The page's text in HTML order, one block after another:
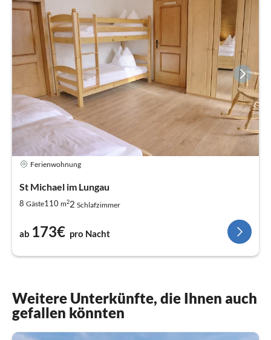
Ferienwohnung
St Michael im Lungau
8 Gäste110 m22 Schlafzimmer
ab 173€ pro Nacht
Weitere Unterkünfte, die Ihnen auch
gefallen könnten